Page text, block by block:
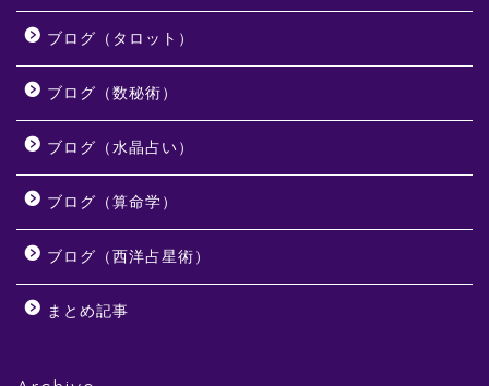
ブログ（タロット）
ブログ（数秘術）
ブログ（水晶占い）
ブログ（算命学）
ブログ（西洋占星術）
まとめ記事